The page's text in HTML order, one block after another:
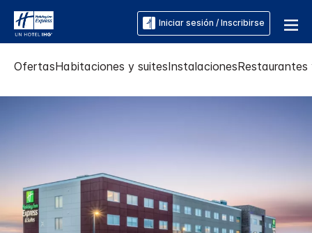
Iniciar sesión / Inscribirse
OfertasHabitaciones y suitesInstalacionesRestaurantes